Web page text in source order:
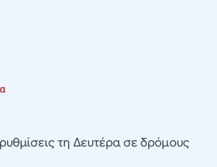
τη Δευτέρα σε δρόμους